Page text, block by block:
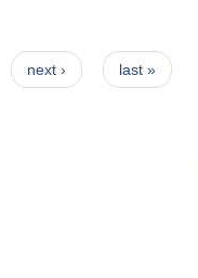
next › last »